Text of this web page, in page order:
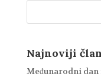
Najnoviji
Međunarodni dan